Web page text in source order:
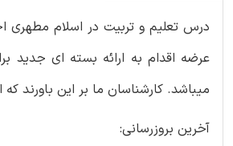
درس تعلیم و تربیت در اسلام
عرضه اقدام به ارائه بسته ای
میباشد. کارشناسان ما بر این باورند
آخرین بروزرسانی: